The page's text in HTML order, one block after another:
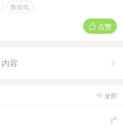
数据线
 点赞

内容
 全部
2#